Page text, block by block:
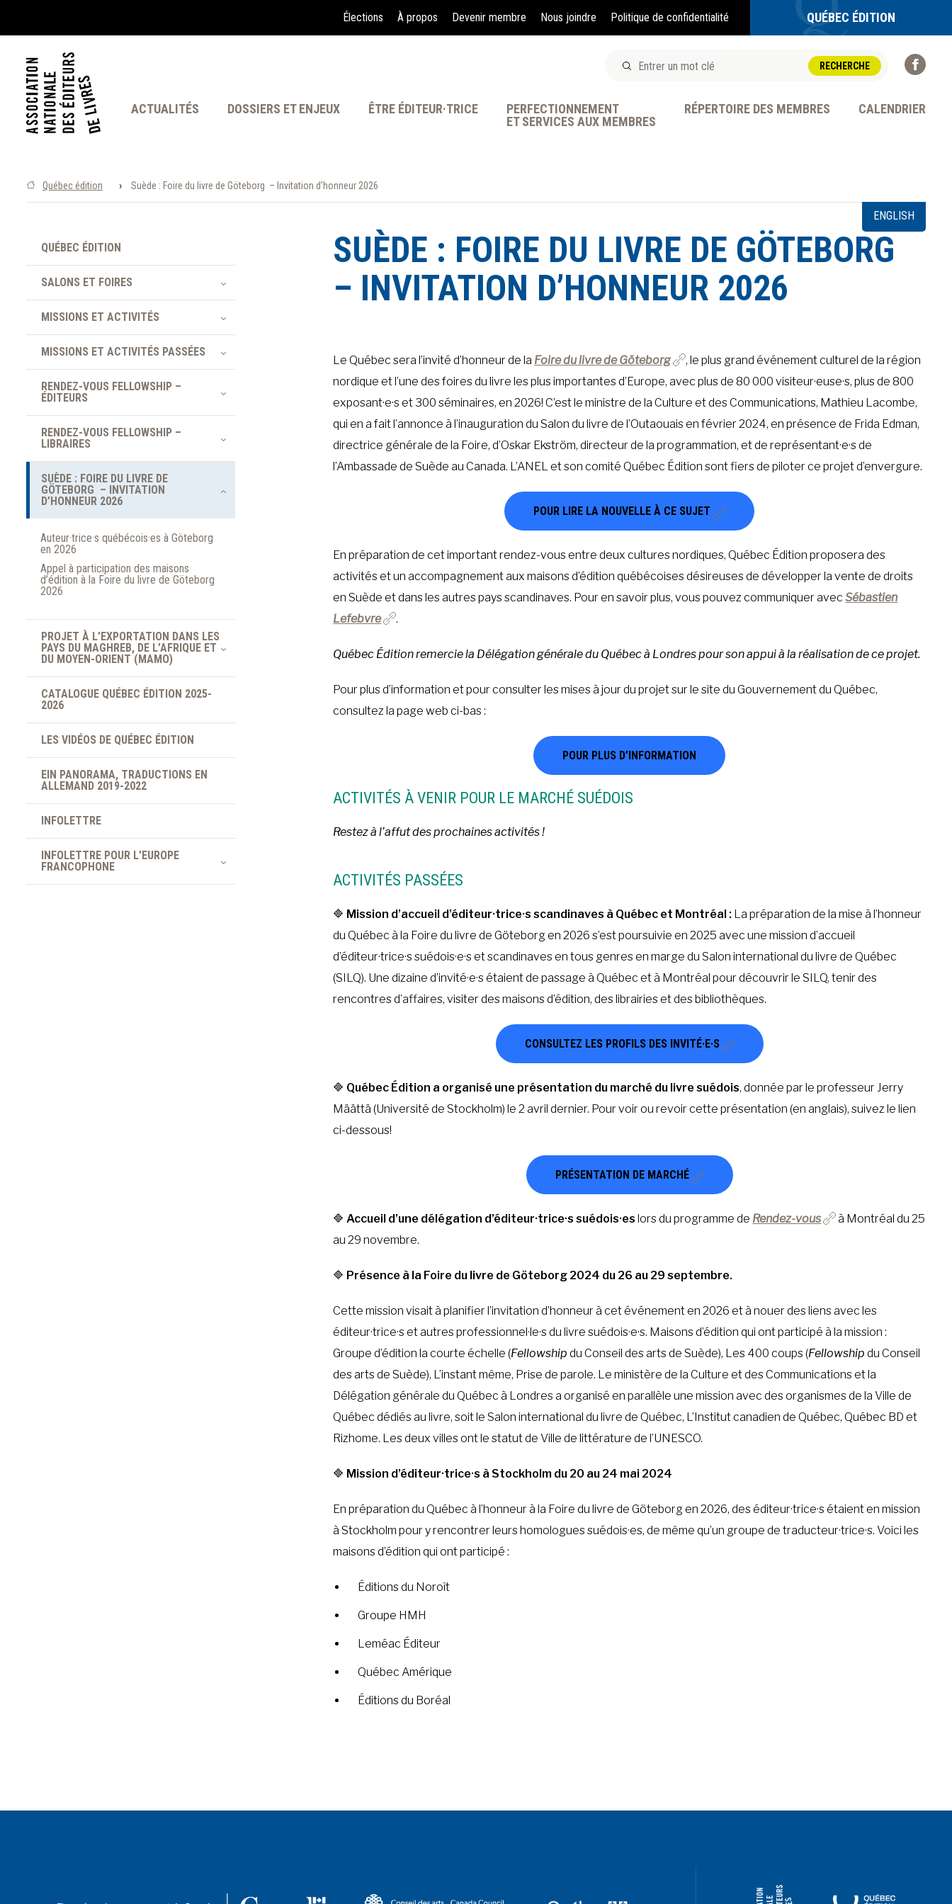
Élections À propos Devenir membre Nous joindre Politique de confidentialité QUÉBEC ÉDITION
ACTUALITÉS DOSSIERS ET ENJEUX ÊTRE ÉDITEUR·TRICE
PERFECTIONNEMENT
ET SERVICES AUX MEMBRES
À LA POINTE DE LA PROFESSION
RÉPERTOIRE DES MEMBRES CALENDRIER
Québec édition › Suède : Foire du livre de Göteborg – Invitation d’honneur 2026
ENGLISH
SUÈDE : FOIRE DU LIVRE DE GÖTEBORG
– INVITATION D’HONNEUR 2026
Le Québec sera l’invité d’honneur de la Foire du livre de Göteborg
, le plus grand événement culturel de la région
nordique et l’une des foires du livre les plus importantes d’Europe, avec plus de 80 000 visiteur·euse·s, plus de 800
exposant·e·s et 300 séminaires, en 2026! C’est le ministre de la Culture et des Communications, Mathieu Lacombe,
qui en a fait l’annonce à l’inauguration du Salon du livre de l’Outaouais en février 2024, en présence de Frida Edman,
directrice générale de la Foire, d’Oskar Ekström, directeur de la programmation, et de représentant·e·s de
l’Ambassade de Suède au Canada. L’ANEL et son comité Québec Édition sont fiers de piloter ce projet d’envergure.
POUR LIRE LA NOUVELLE À CE SUJET
En préparation de cet important rendez-vous entre deux cultures nordiques, Québec Édition proposera des
activités et un accompagnement aux maisons d’édition québécoises désireuses de développer la vente de droits
en Suède et dans les autres pays scandinaves. Pour en savoir plus, vous pouvez communiquer avecSébastien
Lefebvre
.
Québec Édition remercie la Délégation générale du Québec à Londres pour son appui à la réalisation de ce projet.
Pour plus d’information et pour consulter les mises à jour du projet sur le site du Gouvernement du Québec,
consultez la page web ci-bas :
POUR PLUS D’INFORMATION
ACTIVITÉS À VENIR POUR LE MARCHÉ SUÉDOIS
Restez à l’affut des prochaines activités !
ACTIVITÉS PASSÉES
🔷 Mission d’accueil d’éditeur·trice·s scandinaves à Québec et Montréal : La préparation de la mise à l’honneur
du Québec à la Foire du livre de Göteborg en 2026 s’est poursuivie en 2025 avec une mission d’accueil
d’éditeur·trice·s suédois·e·s et scandinaves en tous genres en marge du Salon international du livre de Québec
(SILQ). Une dizaine d’invité·e·s étaient de passage à Québec et à Montréal pour découvrir le SILQ, tenir des
rencontres d’affaires, visiter des maisons d’édition, des librairies et des bibliothèques.
CONSULTEZ LES PROFILS DES INVITÉ·E·S
🔷 Québec Édition a organisé une présentation du marché du livre suédois, donnée par le professeur Jerry
Määttä (Université de Stockholm) le 2 avril dernier. Pour voir ou revoir cette présentation (en anglais), suivez le lien
ci-dessous!
PRÉSENTATION DE MARCHÉ
🔷Accueil d’une délégation d’éditeur·trice·s suédois·es lors du programme de Rendez-vous
à Montréal du 25
au 29 novembre.
🔷 Présence à la Foire du livre de Göteborg 2024 du 26 au 29 septembre.
Cette mission visait à planifier l’invitation d’honneur à cet événement en 2026 et à nouer des liens avec les
éditeur·trice·s et autres professionnel·le·s du livre suédois·e·s. Maisons d’édition qui ont participé à la mission :
Groupe d’édition la courte échelle (Fellowship du Conseil des arts de Suède), Les 400 coups (Fellowship du Conseil
des arts de Suède), L’instant même, Prise de parole. Le ministère de la Culture et des Communications et la
Délégation générale du Québec à Londres a organisé en parallèle une mission avec des organismes de la Ville de
Québec dédiés au livre, soit le Salon international du livre de Québec, L’Institut canadien de Québec, Québec BD et
Rizhome. Les deux villes ont le statut de Ville de littérature de l’UNESCO.
🔷 Mission d’éditeur·trice·s à Stockholm du 20 au 24 mai 2024
En préparation du Québec à l’honneur à la Foire du livre de Göteborg en 2026, des éditeur·trice·s étaient en mission
à Stockholm pour y rencontrer leurs homologues suédois·es, de même qu’un groupe de traducteur·trice·s. Voici les
maisons d’édition qui ont participé :
Éditions du Noroît
Groupe HMH
Leméac Éditeur
Québec Amérique
Éditions du Boréal
QUÉBEC ÉDITION
SALONS ET FOIRES
MISSIONS ET ACTIVITÉS
MISSIONS ET ACTIVITÉS PASSÉES
RENDEZ-VOUS FELLOWSHIP –
ÉDITEURS
RENDEZ-VOUS FELLOWSHIP –
LIBRAIRES
SUÈDE : FOIRE DU LIVRE DE
GÖTEBORG – INVITATION
D’HONNEUR 2026
Auteur·trice·s québécois·es à Göteborg
en 2026
Appel à participation des maisons
d’édition à la Foire du livre de Göteborg
2026
PROJET À L’EXPORTATION DANS LES
PAYS DU MAGHREB, DE L’AFRIQUE ET
DU MOYEN-ORIENT (MAMO)
CATALOGUE QUÉBEC ÉDITION 2025-
2026
LES VIDÉOS DE QUÉBEC ÉDITION
EIN PANORAMA, TRADUCTIONS EN
ALLEMAND 2019-2022
INFOLETTRE
INFOLETTRE POUR L’EUROPE
FRANCOPHONE